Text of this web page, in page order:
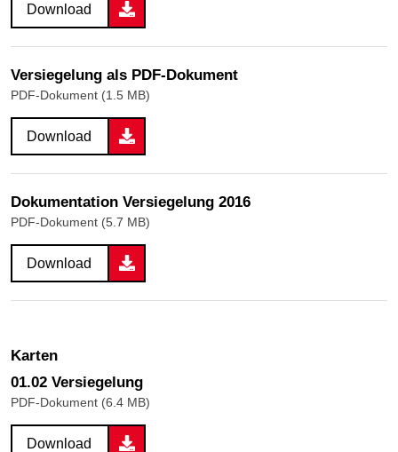
Download
Versiegelung als PDF-Dokument
PDF-Dokument (1.5 MB)
Download
Dokumentation Versiegelung 2016
PDF-Dokument (5.7 MB)
Download
Karten
01.02 Versiegelung
PDF-Dokument (6.4 MB)
Download